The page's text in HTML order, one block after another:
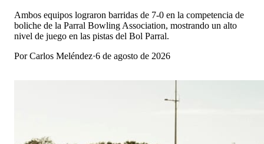
Ambos equipos lograron barridas de 7-0 en la competencia de
boliche de la Parral Bowling Association, mostrando un alto
nivel de juego en las pistas del Bol Parral.
PorCarlos Meléndez·6 de agosto de 2026